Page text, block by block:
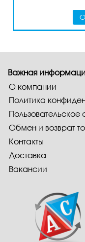
Важная
О компании
Политика
Пользовательское
Обмен и возврат
Контакты
Доставка
Вакансии